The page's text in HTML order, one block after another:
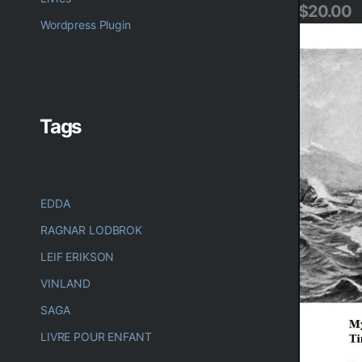
Wordpress Plugin
Tags
EDDA
RAGNAR LODBROK
LEIF ERIKSON
VINLAND
SAGA
LIVRE POUR ENFANT
$20.00